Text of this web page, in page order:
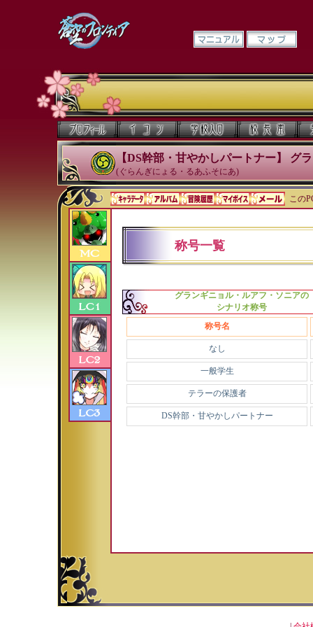
【DS幹部・甘やかしパートナー】 グ
(ぐらんぎにょる・るあふそにあ)
この
称号一覧
グランギニョル・ルアフ・ソニアの
シナリオ称号
称号名
なし
一般学生
テラーの保護者
DS幹部・甘やかしパートナー